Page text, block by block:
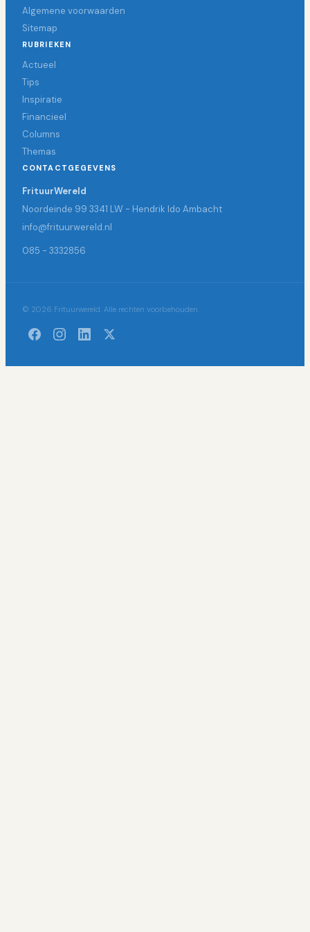
Algemene voorwaarden
Sitemap
RUBRIEKEN
Actueel
Tips
Inspiratie
Financieel
Columns
Themas
CONTACTGEGEVENS
FrituurWereld
Noordeinde 99 3341 LW - Hendrik Ido Ambacht
info@frituurwereld.nl
085 - 3332856
© 2026 Frituurwereld. Alle rechten voorbehouden.